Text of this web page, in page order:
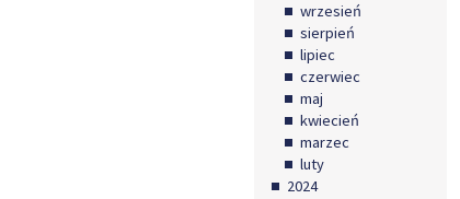
wrzesień
sierpień
lipiec
czerwiec
maj
kwiecień
marzec
luty
2024